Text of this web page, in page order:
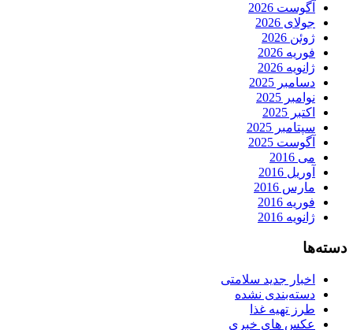
آگوست 2026
جولای 2026
ژوئن 2026
فوریه 2026
ژانویه 2026
دسامبر 2025
نوامبر 2025
اکتبر 2025
سپتامبر 2025
آگوست 2025
می 2016
آوریل 2016
مارس 2016
فوریه 2016
ژانویه 2016
دسته‌ها
اخبار جدید سلامتی
دسته‌بندی نشده
طرز تهیه غذا
عکس های خبری